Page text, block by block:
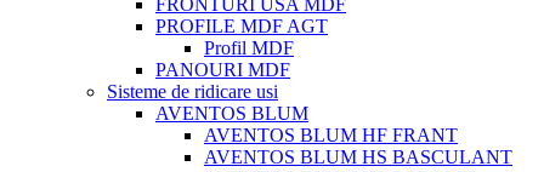
FRONTURI USA MDF
PROFILE MDF AGT
Profil MDF
PANOURI MDF
Sisteme de ridicare usi
AVENTOS BLUM
AVENTOS BLUM HF FRANT
AVENTOS BLUM HS BASCULANT